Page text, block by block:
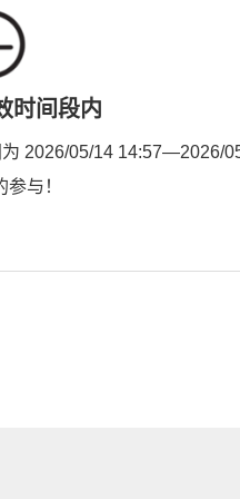
时间段内
2026/05/14 14:57—2026/
与！